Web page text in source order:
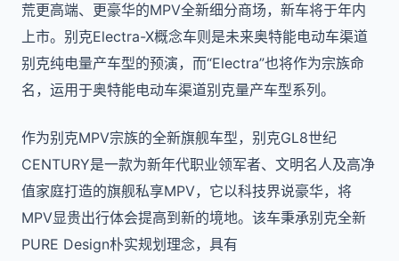
荒更高端、更豪华的MPV全新细分商场，新车将于年内
上市。别克Electra-X概念车则是未来奥特能电动车渠道
别克纯电量产车型的预演，而“Electra”也将作为宗族命
名，运用于奥特能电动车渠道别克量产车型系列。
作为别克MPV宗族的全新旗舰车型，别克GL8世纪
CENTURY是一款为新年代职业领军者、文明名人及高净
值家庭打造的旗舰私享MPV，它以科技界说豪华，将
MPV显贵出行体会提高到新的境地。该车秉承别克全新
PURE Design朴实规划理念，具有